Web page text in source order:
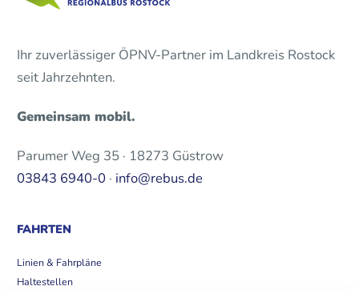
Ihr zuverlässiger ÖPNV-Partner im Landkreis Rostock
seit Jahrzehnten.
Gemeinsam mobil.
Parumer Weg 35 · 18273 Güstrow
03843 6940-0 · info@rebus.de
FAHRTEN
Linien & Fahrpläne
Haltestellen